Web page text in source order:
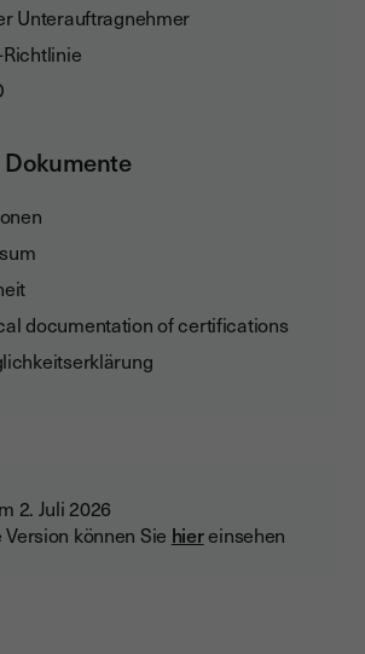
Unterauftragnehmer
documentation of certifications
2. Juli 2026
können Sie hiereinsehen